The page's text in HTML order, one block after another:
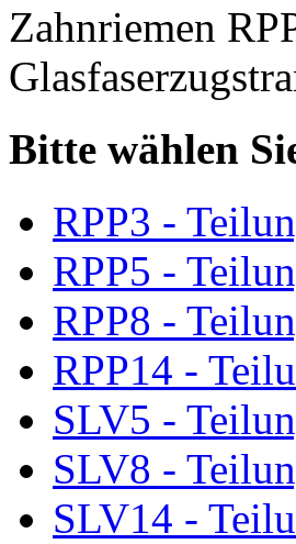
Zahnriemen
Bitte wählen
RPP3 -
RPP5 -
RPP8 -
RPP14 -
SLV5 -
SLV8 -
SLV14 -